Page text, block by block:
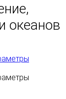
океанов